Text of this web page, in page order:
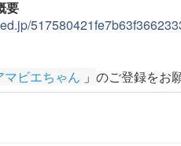
要
ビエちゃん 」 のご登録をお